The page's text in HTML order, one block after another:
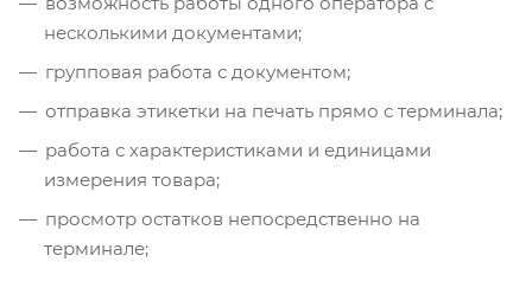
несколькими документами;
групповая работа с документом;
отправка этикетки на печать прямо с терминала;
работа с характеристиками и единицами
измерения товара;
просмотр остатков непосредственно на
терминале;